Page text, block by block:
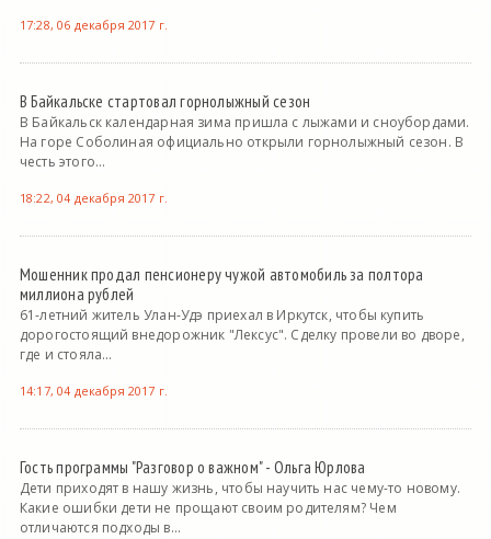
17:28, 06 декабря 2017 г.
В Байкальске стартовал горнолыжный сезон
В Байкальск календарная зима пришла с лыжами и сноубордами.
На горе Соболиная официально открыли горнолыжный сезон. В
честь этого...
18:22, 04 декабря 2017 г.
Мошенник продал пенсионеру чужой автомобиль за полтора
миллиона рублей
61-летний житель Улан-Удэ приехал в Иркутск, чтобы купить
дорогостоящий внедорожник "Лексус". Сделку провели во дворе,
где и стояла...
14:17, 04 декабря 2017 г.
Гость программы "Разговор о важном" - Ольга Юрлова
Дети приходят в нашу жизнь, чтобы научить нас чему-то новому.
Какие ошибки дети не прощают своим родителям? Чем
отличаются подходы в...